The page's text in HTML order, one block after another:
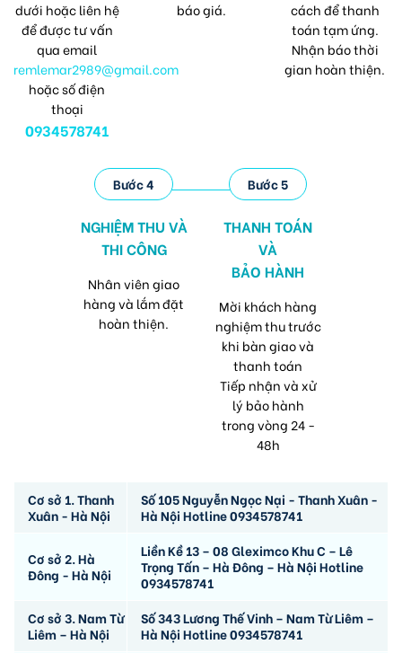
dưới hoặc liên hệ
để được tư vấn
qua email
remlemar2989@gmail.com
hoặc số điện
thoại
0934578741
báo giá.
cách để thanh
toán tạm ứng.
Nhận báo thời
gian hoàn thiện.
Bước 4
NGHIỆM THU VÀ
THI CÔNG
Nhân viên giao
hàng và lắm đặt
hoàn thiện.
Bước 5
THANH TOÁN
VÀ
BẢO HÀNH
Mời khách hàng
nghiệm thu trước
khi bàn giao và
thanh toán
Tiếp nhận và xử
lý bảo hành
trong vòng 24 -
48h
Cơ sở 1. Thanh
Xuân - Hà Nội
Số 105 Nguyễn Ngọc Nại - Thanh Xuân -
Hà Nội Hotline 0934578741
Cơ sở 2. Hà
Đông - Hà Nội
Liền Kề 13 – 08 Gleximco Khu C – Lê
Trọng Tấn – Hà Đông – Hà Nội Hotline
0934578741
Cơ sở 3. Nam Từ
Liêm – Hà Nội
Số 343 Lương Thế Vinh – Nam Từ Liêm –
Hà Nội Hotline 0934578741